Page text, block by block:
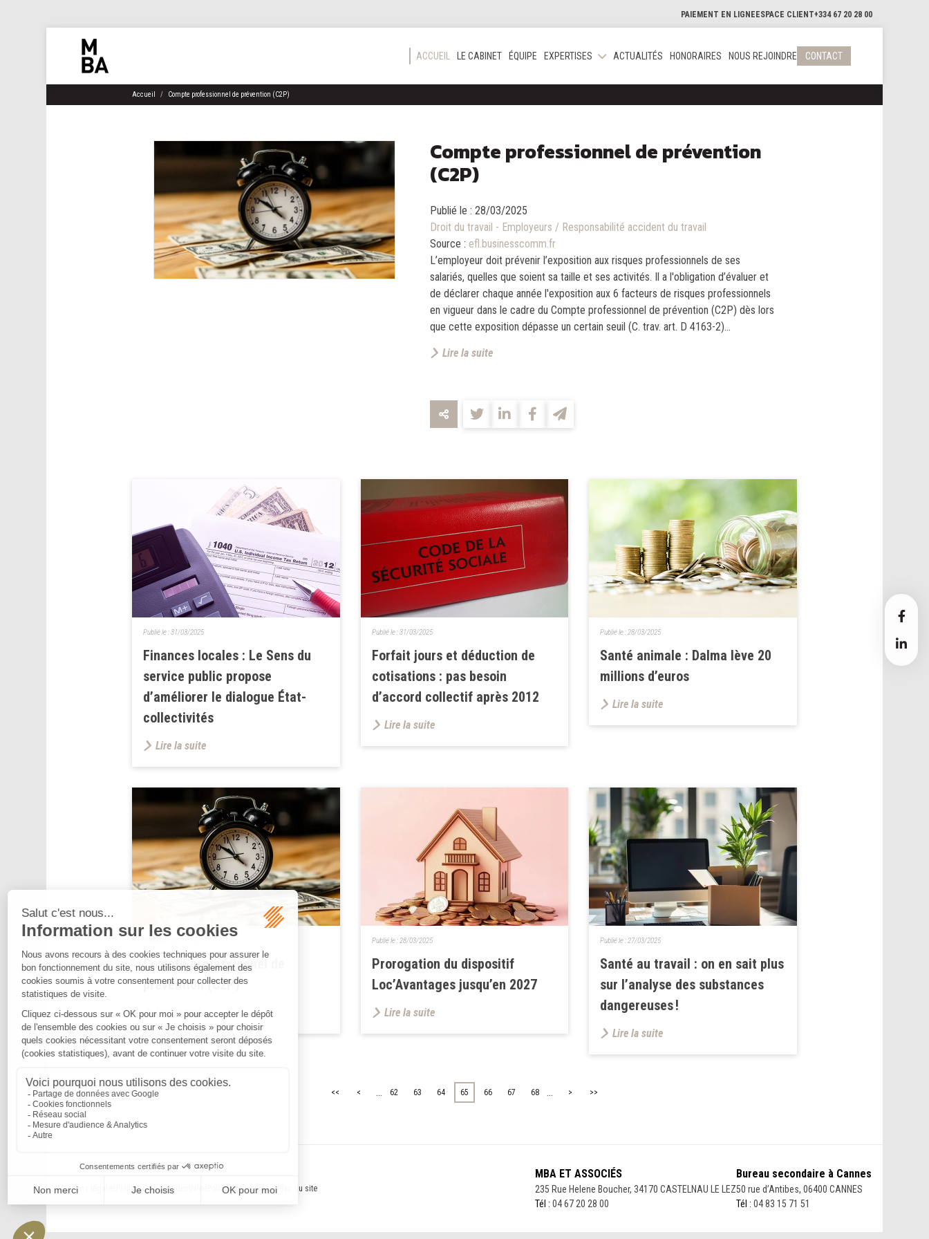
PAIEMENT EN LIGNE ESPACE CLIENT+334 67 20 28 00
ACCUEIL LE CABINET ÉQUIPE EXPERTISES ACTUALITÉS HONORAIRES NOUS REJOINDRE CONTACT
Accueil Compte professionnel de prévention (C2P)
Compte professionnel de prévention
(C2P)
Publié le : 28/03/2025
Droit du travail - Employeurs / Responsabilité accident du travail
Source : efl.businesscomm.fr
L’employeur doit prévenir l’exposition aux risques professionnels de ses
salariés, quelles que soient sa taille et ses activités. Il a l'obligation d’évaluer et
de déclarer chaque année l'exposition aux 6 facteurs de risques professionnels
en vigueur dans le cadre du Compte professionnel de prévention (C2P) dès lors
que cette exposition dépasse un certain seuil (C. trav. art. D 4163-2)...
Lire la suite
Finances locales : Le Sens du
service public propose
d’améliorer le dialogue État-
collectivités
Publié le :31/03/2025
Lire la suite
Forfait jours et déduction de
cotisations : pas besoin
d’accord collectif après 2012
Publié le :31/03/2025
Lire la suite
Santé animale : Dalma lève 20
millions d’euros
Publié le :28/03/2025
Lire la suite
Compte professionnel de
prévention (C2P)
Lire la suite
Prorogation du dispositif
Loc’Avantages jusqu’en 2027
Publié le :28/03/2025
Lire la suite
Santé au travail : on en sait plus
sur l’analyse des substances
dangereuses !
Publié le :27/03/2025
Lire la suite
<< < ... 62 63 64 65 66 67 68 ... > >>
Mentions légales Politique de confidentialité Politique de cookies Plan du site
MBA ET ASSOCIÉS
235 Rue Helene Boucher, 34170 CASTELNAU LE LEZ
Tél : 04 67 20 28 00
Bureau secondaire à Cannes
50 rue d’Antibes, 06400 CANNES
Tél : 04 83 15 71 51